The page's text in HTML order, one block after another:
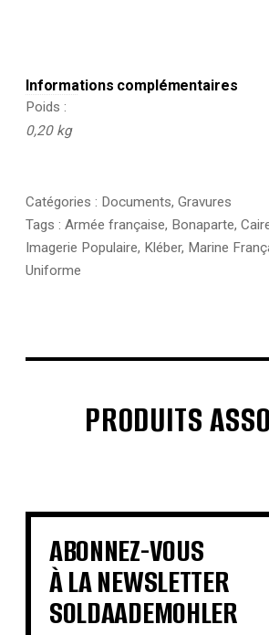
Informations complémentaires
Poids
0,20 kg
Catégories : Documents, Gravures
Tags : Armée française, Bonaparte,
Imagerie Populaire, Kléber, Marine
Uniforme
PRODUITS
€ €€
€ €
ABONNEZ-VOUS
À LA NEWSLETTER
SOLDAADEMOHLER